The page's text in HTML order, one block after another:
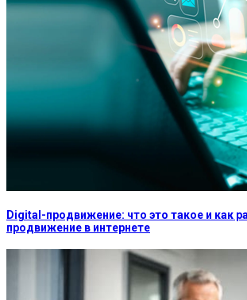
Digital-продвижение: что это такое и как
продвижение в интернете